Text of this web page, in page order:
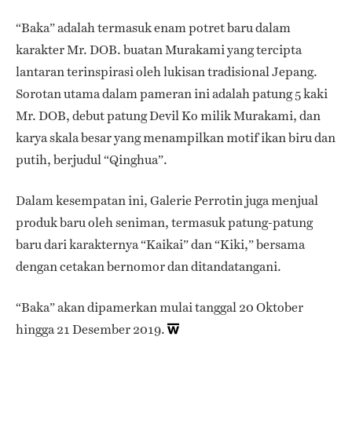
“Baka” adalah termasuk enam potret baru dalam
karakter Mr. DOB. buatan Murakami yang tercipta
lantaran terinspirasi oleh lukisan tradisional Jepang.
Sorotan utama dalam pameran ini adalah patung 5 kaki
Mr. DOB, debut patung Devil Ko milik Murakami, dan
karya skala besar yang menampilkan motif ikan biru dan
putih, berjudul “Qinghua”.
Dalam kesempatan ini, Galerie Perrotin juga menjual
produk baru oleh seniman, termasuk patung-patung
baru dari karakternya “Kaikai” dan “Kiki,” bersama
dengan cetakan bernomor dan ditandatangani.
“Baka” akan dipamerkan mulai tanggal 20 Oktober
hingga 21 Desember 2019.